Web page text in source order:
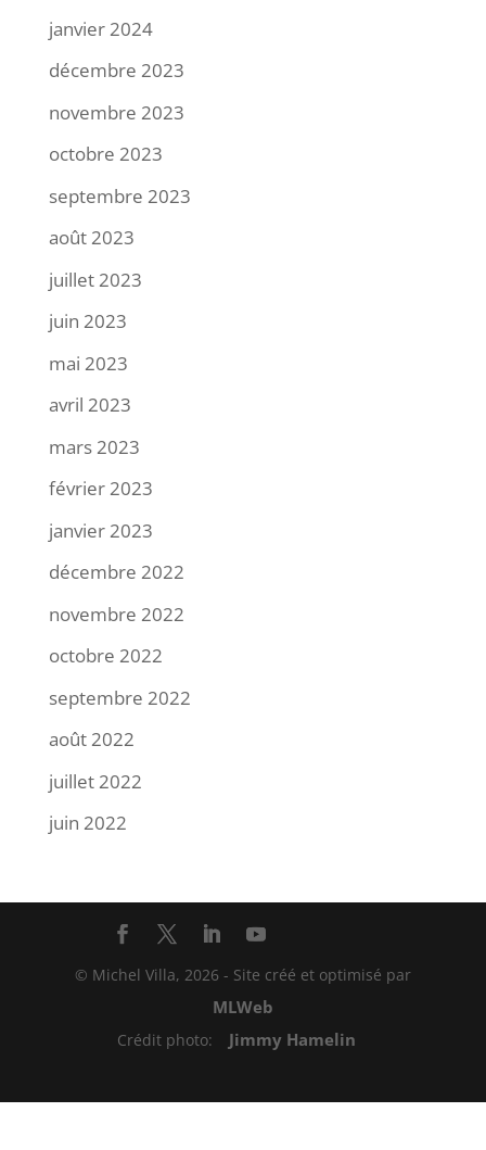
janvier 2024
décembre 2023
novembre 2023
octobre 2023
septembre 2023
août 2023
juillet 2023
juin 2023
mai 2023
avril 2023
mars 2023
février 2023
janvier 2023
décembre 2022
novembre 2022
octobre 2022
septembre 2022
août 2022
juillet 2022
juin 2022
© Michel Villa, 2026 - Site créé et optimisé par
MLWeb
Crédit photo: Jimmy Hamelin